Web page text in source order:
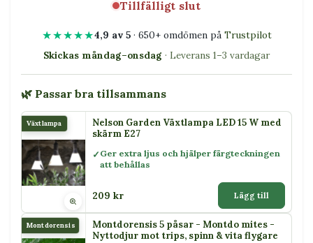
Tillfälligt slut
★★★★★4,9 av 5· 650+ omdömen på Trustpilot
Skickas måndag–onsdag · Leverans 1–3 vardagar
🌿 Passar bra tillsammans
Växtlampa
Nelson Garden Växtlampa LED 15 W med
skärm E27
Ger extra ljus och hjälper färgteckningen
att behållas
209 kr Lägg till
Montdorensis
Montdorensis 5 påsar - Montdo mites -
Nyttodjur mot trips, spinn & vita flygare